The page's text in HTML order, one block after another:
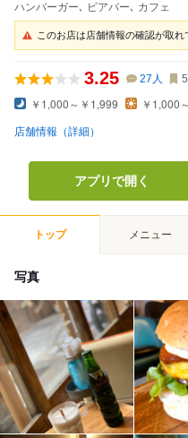
ハンバーガー､ ビアバー､ カフェ
このお店は店舗情報の確認が取れ
3.25 27 人
￥1,000～￥1,999 ￥1,000
店舗情報（詳細）
アプリで開く
トップ メニュー
写真